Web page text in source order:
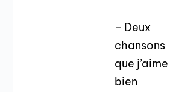
– Deux
chansons
que j’aime
bien